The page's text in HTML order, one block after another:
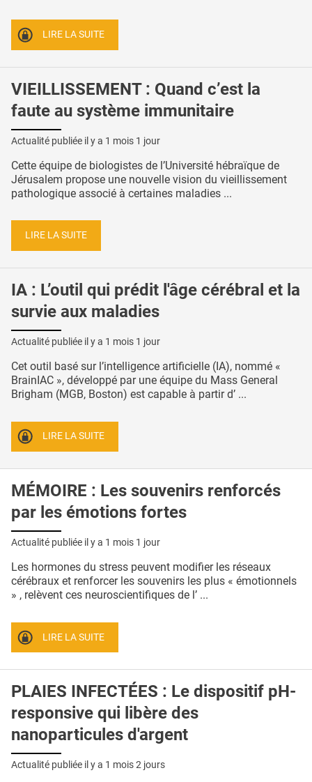
LIRE LA SUITE
VIEILLISSEMENT : Quand c’est la
faute au système immunitaire
Actualité publiée il y a 1 mois 1 jour
Cette équipe de biologistes de l’Université hébraïque de
Jérusalem propose une nouvelle vision du vieillissement
pathologique associé à certaines maladies ...
LIRE LA SUITE
IA : L’outil qui prédit l'âge cérébral et la
survie aux maladies
Actualité publiée il y a 1 mois 1 jour
Cet outil basé sur l’intelligence artificielle (IA), nommé «
BrainIAC », développé par une équipe du Mass General
Brigham (MGB, Boston) est capable à partir d’ ...
LIRE LA SUITE
MÉMOIRE : Les souvenirs renforcés
par les émotions fortes
Actualité publiée il y a 1 mois 1 jour
Les hormones du stress peuvent modifier les réseaux
cérébraux et renforcer les souvenirs les plus « émotionnels
» , relèvent ces neuroscientifiques de l’ ...
LIRE LA SUITE
PLAIES INFECTÉES : Le dispositif pH-
responsive qui libère des
nanoparticules d'argent
Actualité publiée il y a 1 mois 2 jours